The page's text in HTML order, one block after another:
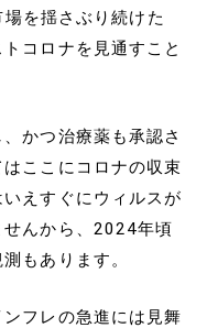
を揺さぶり続けた
コロナを見通すこと
かつ治療薬も承認さ
ここにコロナの収束
えすぐにウィルスが
んから、2024年頃
もあります。
フレの急進には見舞